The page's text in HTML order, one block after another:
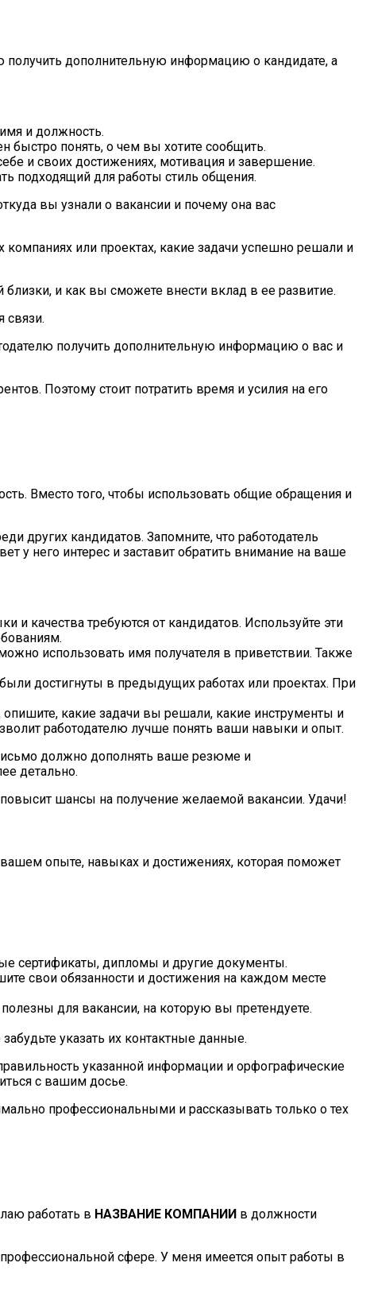
дополнительную информацию о кандидате, а
и должность.
быстро понять, о чем вы хотите сообщить.
и своих достижениях, мотивация и завершение.
подходящий для работы стиль общения.
вы узнали о вакансии и почему она вас
или проектах, какие задачи успешно решали и
и как вы сможете внести вклад в ее развитие.
связи.
получить дополнительную информацию о вас и
Поэтому стоит потратить время и усилия на его
Вместо того, чтобы использовать общие обращения и
других кандидатов. Запомните, что работодатель
у него интерес и заставит обратить внимание на ваше
и качества требуются от кандидатов. Используйте эти
использовать имя получателя в приветствии. Также
достигнуты в предыдущих работах или проектах. При
какие задачи вы решали, какие инструменты и
работодателю лучше понять ваши навыки и опыт.
должно дополнять ваше резюме и
детально.
шансы на получение желаемой вакансии. Удачи!
вашем опыте, навыках и достижениях, которая поможет
сертификаты, дипломы и другие документы.
свои обязанности и достижения на каждом месте
для вакансии, на которую вы претендуете.
указать их контактные данные.
указанной информации и орфографические
с вашим досье.
профессиональными и рассказывать только о тех
работать в НАЗВАНИЕ КОМПАНИИ в должности
сфере. У меня имеется опыт работы в